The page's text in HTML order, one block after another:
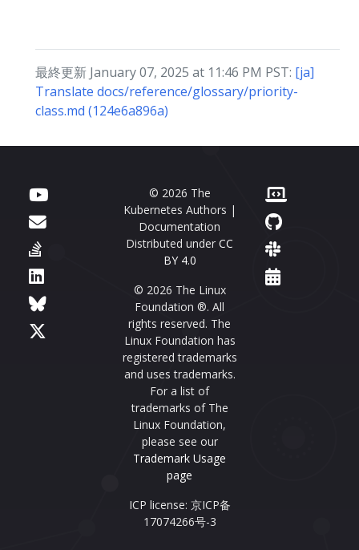
最終更新 January 07, 2025 at 11:46 PM PST: [ja]
Translate docs/reference/glossary/priority-
class.md (124e6a896a)
© 2026 The
Kubernetes Authors |
Documentation
Distributed under CC
BY 4.0
© 2026 The Linux
Foundation ®. All
rights reserved. The
Linux Foundation has
registered trademarks
and uses trademarks.
For a list of
trademarks of The
Linux Foundation,
please see our
Trademark Usage
page
ICP license: 京ICP备
17074266号-3